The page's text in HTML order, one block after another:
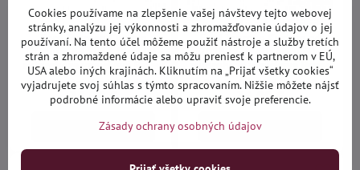
Ford Tourneo Custom
Titanium od 2018 (2-rada) -
autorohože vaničkové Rezaw
Distribučný sklad (1-3 dni)
36,90 €
Do košíka
Ford Tourneo Custom od
2018 (2-miest; manuál) -
autorohože vaničkové Rezaw
Distribučný sklad (1-3 dni)
36,90 €
Do košíka
Cookies používame na zlepšenie vašej návštevy tejto webovej
stránky, analýzu jej výkonnosti a zhromažďovanie údajov o jej
používaní. Na tento účel môžeme použiť nástroje a služby tretích
strán a zhromaždené údaje sa môžu preniesť k partnerom v EÚ,
USA alebo iných krajinách. Kliknutím na „Prijať všetky cookies“
vyjadrujete svoj súhlas s týmto spracovaním. Nižšie môžete nájsť
podrobné informácie alebo upraviť svoje preferencie.
Zásady ochrany osobných údajov